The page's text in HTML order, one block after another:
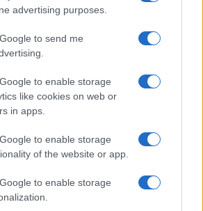
advertising purposes.
to send me
to enable storage
like cookies on web or
in apps.
to enable storage
of the website or app.
to enable storage
le nostre ultime news
Google News
Articolo precedente